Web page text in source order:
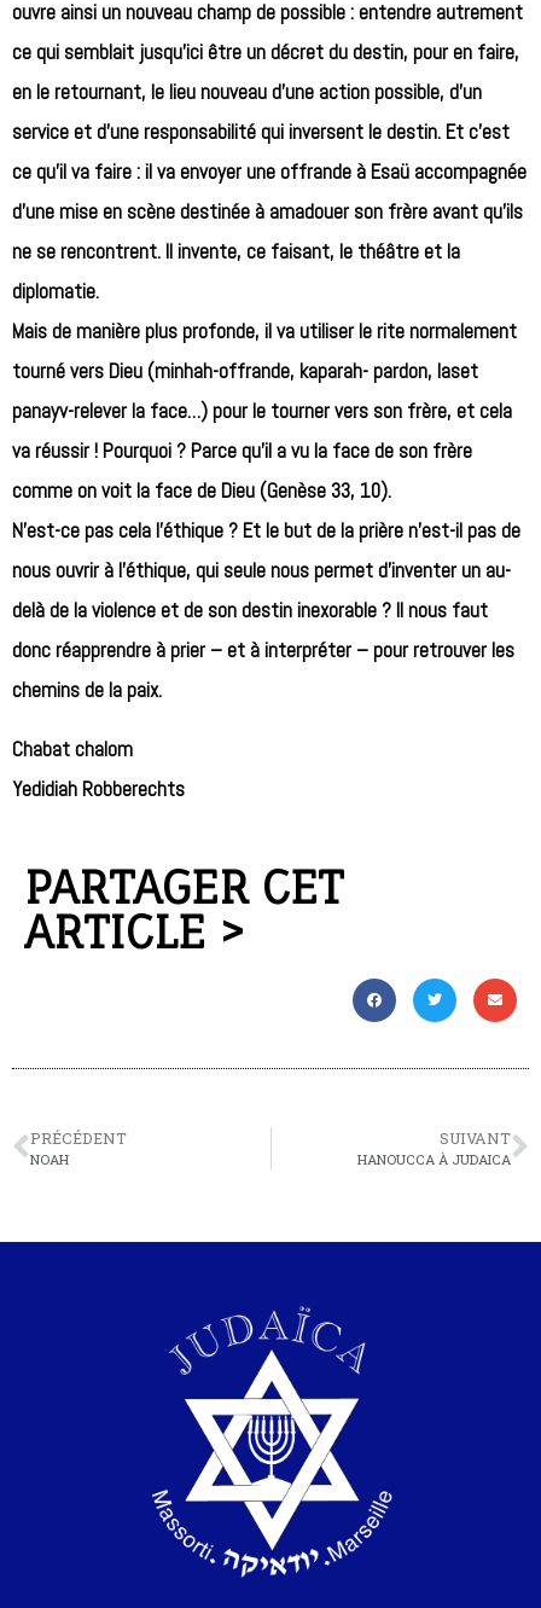
ouvre ainsi un nouveau champ de possible : entendre autrement
ce qui semblait jusqu’ici être un décret du destin, pour en faire,
en le retournant, le lieu nouveau d’une action possible, d’un
service et d’une responsabilité qui inversent le destin. Et c’est
ce qu’il va faire : il va envoyer une offrande à Esaü accompagnée
d’une mise en scène destinée à amadouer son frère avant qu’ils
ne se rencontrent. Il invente, ce faisant, le théâtre et la
diplomatie.
Mais de manière plus profonde, il va utiliser le rite normalement
tourné vers Dieu (minhah-offrande, kaparah- pardon, laset
panayv-relever la face…) pour le tourner vers son frère, et cela
va réussir ! Pourquoi ? Parce qu’il a vu la face de son frère
comme on voit la face de Dieu (Genèse 33, 10).
N’est-ce pas cela l’éthique ? Et le but de la prière n’est-il pas de
nous ouvrir à l’éthique, qui seule nous permet d’inventer un au-
delà de la violence et de son destin inexorable ? Il nous faut
donc réapprendre à prier – et à interpréter – pour retrouver les
chemins de la paix.
Chabat chalom
Yedidiah Robberechts
PARTAGER CET
ARTICLE >
PRÉCÉDENT
NOAH
SUIVANT
HANOUCCA À JUDAICA